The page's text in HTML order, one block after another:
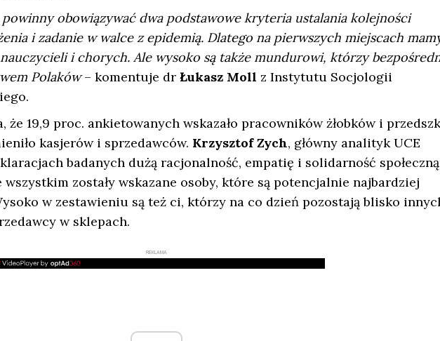
powinny obowiązywać dwa podstawowe kryteria ustalania kolejności
i zadanie w walce z epidemią. Dlatego na pierwszych miejscach
i chorych. Ale wysoko są także mundurowi, którzy
Polaków– komentuje dr Łukasz Moll z Instytutu Socjologii
że 19,9 proc. ankietowanych wskazało pracowników żłobków i
kasjerów i sprzedawców. Krzysztof Zych, główny analityk UCE
badanych dużą racjonalność, empatię i solidarność
zostały wskazane osoby, które są potencjalnie najbardziej
w zestawieniu są też ci, którzy na co dzień pozostają blisko
w sklepach.
REKLAMA